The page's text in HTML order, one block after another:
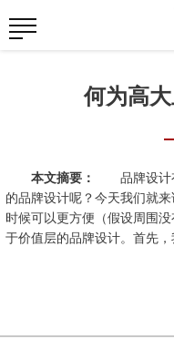
何为高
本文摘要：
品牌设计有
的品牌设计呢？今天我们就
时候可以更方便（假设周围
于价值层的品牌设计。首先